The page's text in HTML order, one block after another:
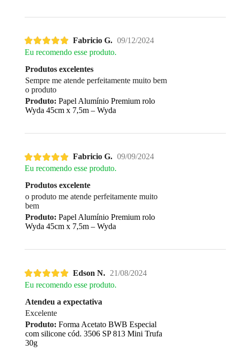
Fabricio G. 09/12/2024
Eu recomendo esse produto.
Produtos excelentes
Sempre me atende perfeitamente muito bem
o produto
Produto: Papel Alumínio Premium rolo
Wyda 45cm x 7,5m – Wyda
Fabricio G. 09/09/2024
Eu recomendo esse produto.
Produtos excelente
o produto me atende perfeitamente muito
bem
Produto: Papel Alumínio Premium rolo
Wyda 45cm x 7,5m – Wyda
Edson N. 21/08/2024
Eu recomendo esse produto.
Atendeu a expectativa
Excelente
Produto: Forma Acetato BWB Especial
com silicone cód. 3506 SP 813 Mini Trufa
30g